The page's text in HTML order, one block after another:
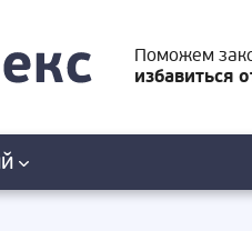
Поможем
избавиться